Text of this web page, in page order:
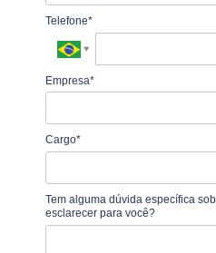
Telefone*
Empresa*
Cargo*
Tem alguma dúvida específica
esclarecer para você?